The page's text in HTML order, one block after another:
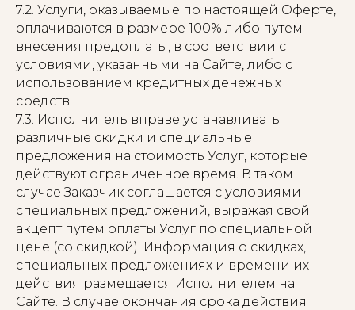
7.2. Услуги, оказываемые по настоящей Оферте,
оплачиваются в размере 100% либо путем
внесения предоплаты, в соответствии с
условиями, указанными на Сайте, либо с
использованием кредитных денежных
средств.
7.3. Исполнитель вправе устанавливать
различные скидки и специальные
предложения на стоимость Услуг, которые
действуют ограниченное время. В таком
случае Заказчик соглашается с условиями
специальных предложений, выражая свой
акцепт путем оплаты Услуг по специальной
цене (со скидкой). Информация о скидках,
специальных предложениях и времени их
действия размещается Исполнителем на
Сайте. В случае окончания срока действия